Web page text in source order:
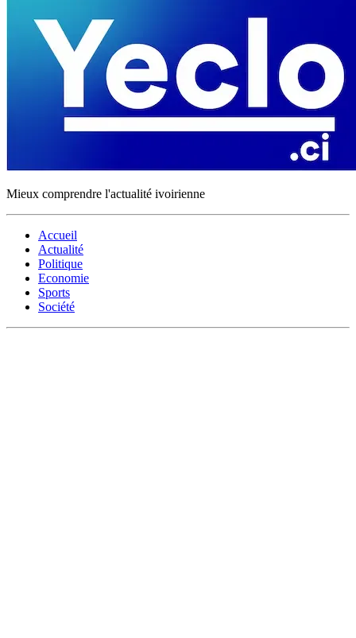
Mieux comprendre l'actualité ivoirienne
Accueil
Actualité
Politique
Economie
Sports
Société